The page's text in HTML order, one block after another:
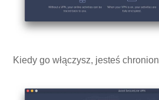
Kiedy go włączysz, jesteś